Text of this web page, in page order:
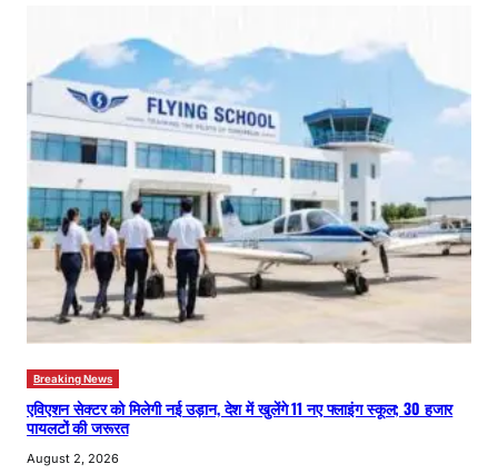
Breaking News
एविएशन सेक्टर को मिलेगी नई उड़ान, देश में खुलेंगे 11 नए फ्लाइंग स्कूल; 30 हजार
पायलटों की जरूरत
August 2, 2026